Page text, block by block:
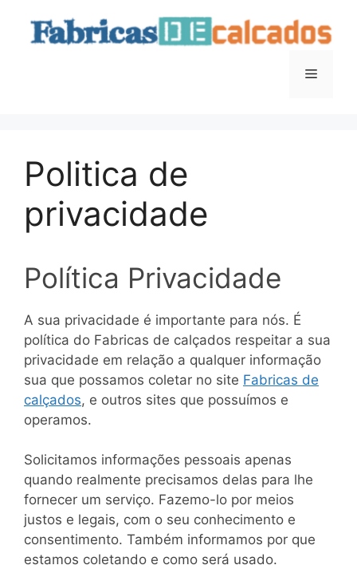
Menu
Politica de
privacidade
Política Privacidade
A sua privacidade é importante para nós. É
política do Fabricas de calçados respeitar a sua
privacidade em relação a qualquer informação
sua que possamos coletar no site Fabricas de
calçados, e outros sites que possuímos e
operamos.
Solicitamos informações pessoais apenas
quando realmente precisamos delas para lhe
fornecer um serviço. Fazemo-lo por meios
justos e legais, com o seu conhecimento e
consentimento. Também informamos por que
estamos coletando e como será usado.